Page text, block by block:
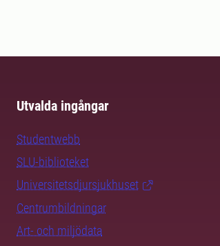
Utvalda ingångar
Studentwebb
SLU-biblioteket
Universitetsdjursjukhuset
Centrumbildningar
Art- och miljödata